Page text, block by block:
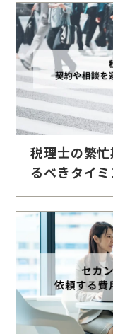
税理士の繁
るべきタイ